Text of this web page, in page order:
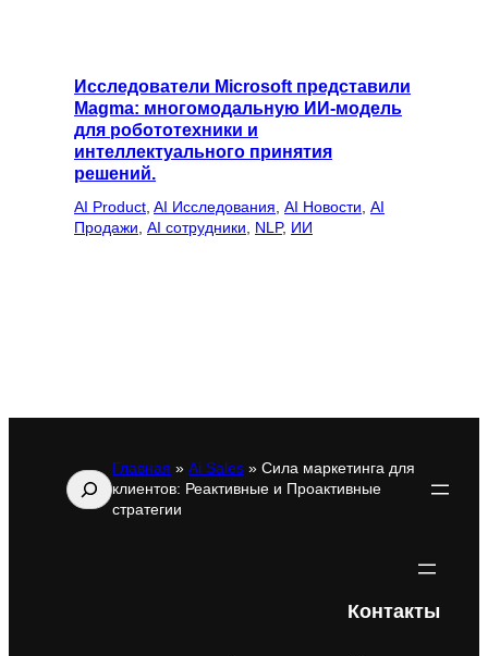
Исследователи Microsoft представили
Magma: многомодальную ИИ-модель
для робототехники и
интеллектуального принятия
решений.
AI Product AI Исследования AI Новости AI
Продажи AI сотрудники NLP, ИИ
Поиск
Главная » Ai Sales » Сила маркетинга для
клиентов: Реактивные и Проактивные
стратегии
Контакты